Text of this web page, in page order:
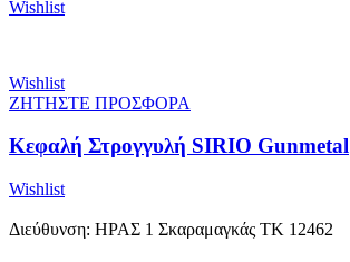
Wishlist
Wishlist
ΖΗΤΗΣΤΕ ΠΡΟΣΦΟΡΑ
Κεφαλή Στρογγυλή SIRIO Gunmetal
Wishlist
Διεύθυνση: ΗΡΑΣ 1 Σκαραμαγκάς ΤΚ 12462